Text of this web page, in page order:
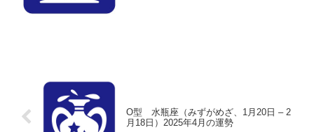
O型 水瓶座（みずがめざ、1月20日 – 2
月18日）2025年4月の運勢